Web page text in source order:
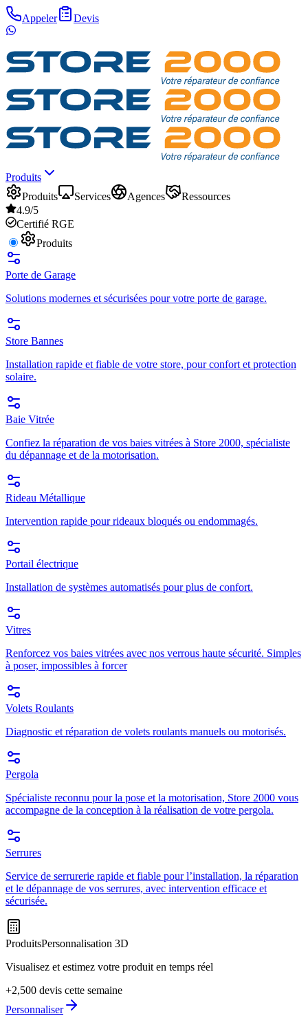
Appeler Devis
Produits
Produits
Services Agences
Ressources
4.9/5
Certifié RGE
Produits
Porte de Garage
Solutions modernes et sécurisées pour votre porte de garage.
Store Bannes
Installation rapide et fiable de votre store, pour confort et protection
solaire.
Baie Vitrée
Confiez la réparation de vos baies vitrées à Store 2000, spécialiste
du dépannage et de la motorisation.
Rideau Métallique
Intervention rapide pour rideaux bloqués ou endommagés.
Portail électrique
Installation de systèmes automatisés pour plus de confort.
Vitres
Renforcez vos baies vitrées avec nos verrous haute sécurité. Simples
à poser, impossibles à forcer
Volets Roulants
Diagnostic et réparation de volets roulants manuels ou motorisés.
Pergola
Spécialiste reconnu pour la pose et la motorisation, Store 2000 vous
accompagne de la conception à la réalisation de votre pergola.
Serrures
Service de serrurerie rapide et fiable pour l’installation, la réparation
et le dépannage de vos serrures, avec intervention efficace et
sécurisée.
ProduitsPersonnalisation 3D
Visualisez et estimez votre produit en temps réel
+2,500 devis cette semaine
Personnaliser